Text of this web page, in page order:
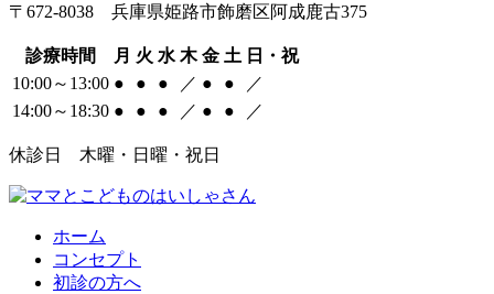
〒672-8038 兵庫県姫路市飾磨区阿成鹿古375
診療時間 月 火 水 木 金 土 日・祝
10:00～13:00 ● ● ● ／ ● ●
／
14:00～18:30 ● ● ● ／ ● ● ／
休診日 木曜・日曜・祝日
ホーム
コンセプト
初診の方へ